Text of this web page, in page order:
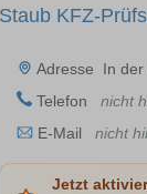
Staub KFZ-
Adresse
In
Telefon
nicht
E-Mail
nicht
Jetzt